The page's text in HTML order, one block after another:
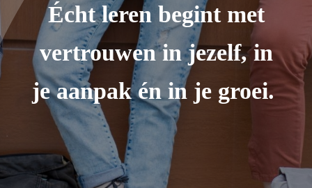
Écht leren begint met
vertrouwen in jezelf, in
je aanpak én in je groei.